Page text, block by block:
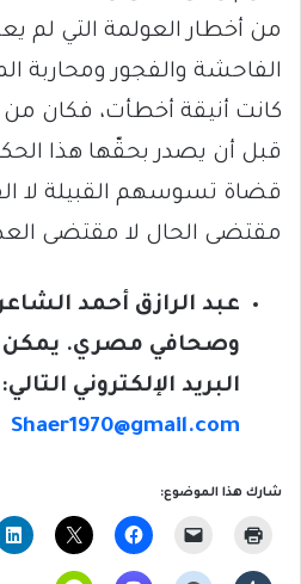
من أخطار العولمة التي لم
الفاحشة والفجور ومحاربة
كانت أنيقة أخطأت، فكان
قبل أن يصدر بحقّها هذا
قضاة تسوسهم القبيلة لا
مقتضى الحال لا مقتضى
عبد الرازق أحمد
وصحافي مصري. يمكن
البريد الإلكتروني التالي:
Shaer1970@gmail.com
شارك هذا الموضوع: